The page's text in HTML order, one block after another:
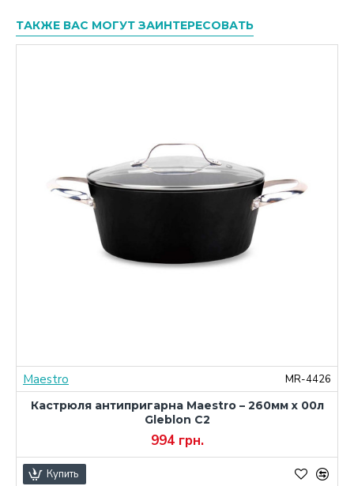
ТАКЖЕ ВАС МОГУТ ЗАИНТЕРЕСОВАТЬ
Maestro
MR-4426
Кастрюля антипригарна Maestro – 260мм x 00л
Gleblon C2
994 грн.
Купить